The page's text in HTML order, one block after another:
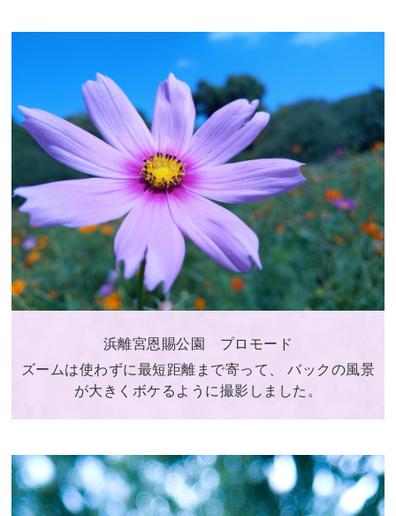
本
浜離宮恩賜公園 プロモード
ズームは使わずに最短距離まで寄って、 バックの風景
が大きくボケるように撮影しました。